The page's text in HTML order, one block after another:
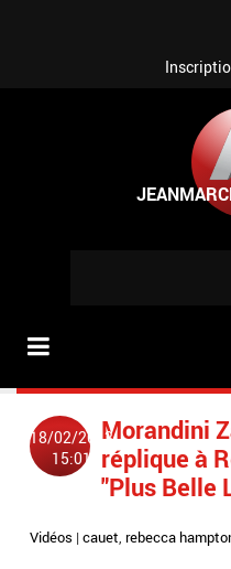
18/02/2013
15:01
Morandini
réplique à
"Plus Belle
Vidéos |cauet,rebecca